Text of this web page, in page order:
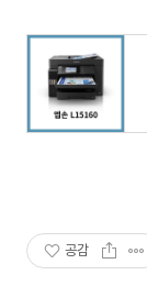
공감